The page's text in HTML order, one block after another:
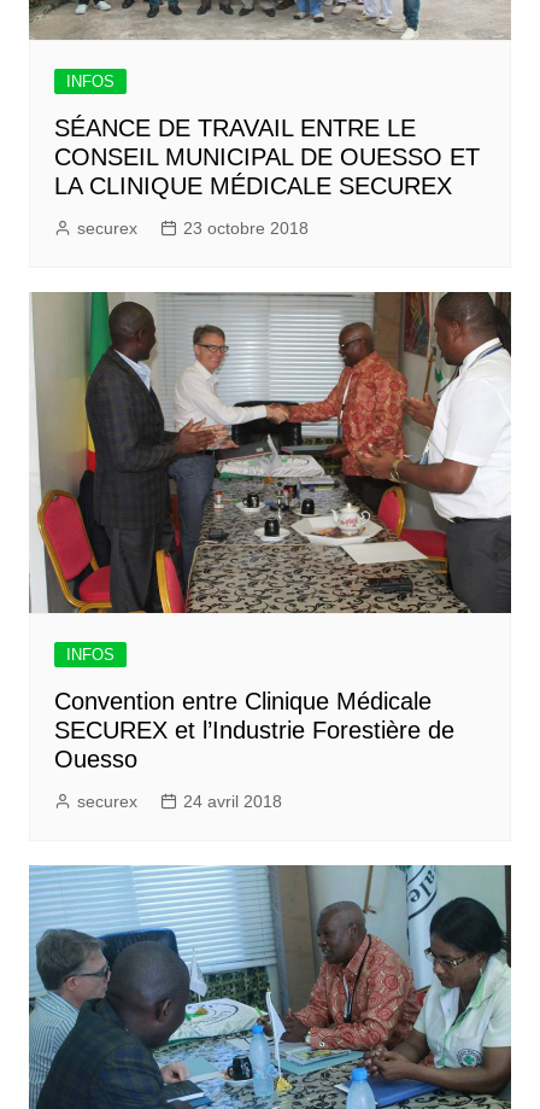
INFOS
SÉANCE DE TRAVAIL ENTRE LE
CONSEIL MUNICIPAL DE OUESSO ET
LA CLINIQUE MÉDICALE SECUREX
securex 23 octobre 2018
INFOS
Convention entre Clinique Médicale
SECUREX et l’Industrie Forestière de
Ouesso
securex 24 avril 2018